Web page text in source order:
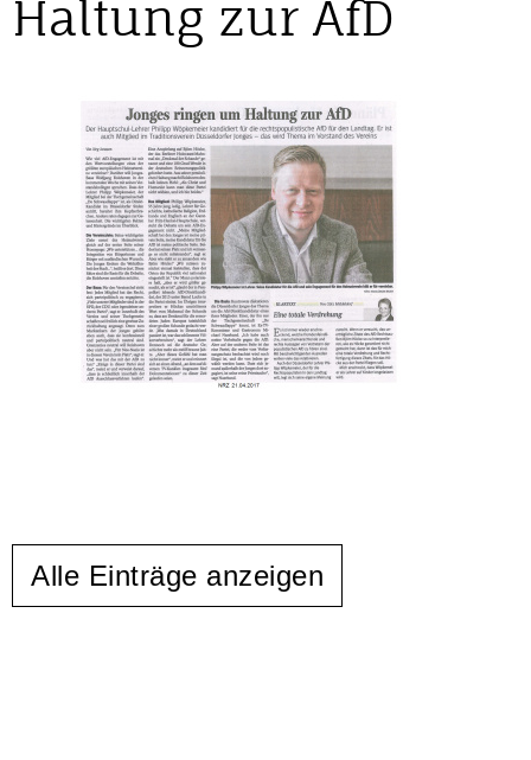
Haltung zur AfD
Alle Einträge anzeigen